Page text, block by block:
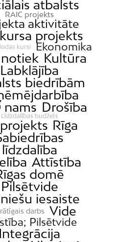
atbalsts
RAIC projekts
aktivitāte
projekts
kursi Ekonomika
notiek Kultūra
Labklājība
biedrībām
nams Drošība
Līdzdalības budžets
Rīga
līdzdalība
Attīstība
domē
Pilsētvide
iesaiste
darbs Vide
Pilsētvide
Integrācija